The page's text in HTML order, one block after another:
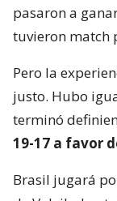
pasaron a
tuvieron match
Pero la
justo. Hubo
terminó
19-17 a favor
Brasil jugará